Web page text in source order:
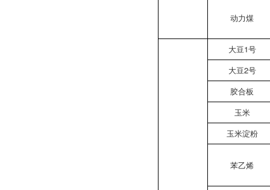
动力煤
大豆1号
大豆2号
胶合板
玉米
玉米淀粉
苯乙烯